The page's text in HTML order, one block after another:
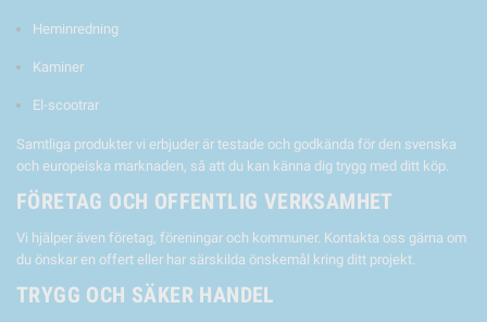
Heminredning
Kaminer
El-scootrar
Samtliga produkter vi erbjuder är testade och godkända för den svenska
och europeiska marknaden, så att du kan känna dig trygg med ditt köp.
FÖRETAG OCH OFFENTLIG VERKSAMHET
Vi hjälper även företag, föreningar och kommuner. Kontakta oss gärna om
du önskar en offert eller har särskilda önskemål kring ditt projekt.
TRYGG OCH SÄKER HANDEL